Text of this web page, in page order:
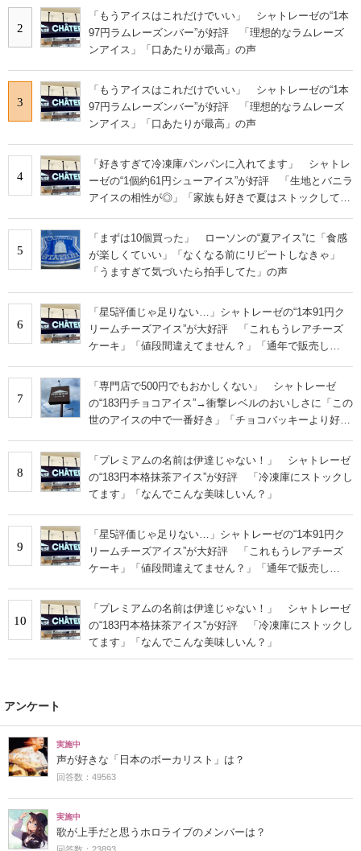
2
「もうアイスはこれだけでいい」 シャトレーゼの“1本
97円ラムレーズンバー”が好評 「理想的なラムレーズ
ンアイス」「口あたりが最高」の声
3
「もうアイスはこれだけでいい」 シャトレーゼの“1本
97円ラムレーズンバー”が好評 「理想的なラムレーズ
ンアイス」「口あたりが最高」の声
4
「好きすぎて冷凍庫パンパンに入れてます」 シャトレ
ーゼの“1個約61円シューアイス”が好評 「生地とバニラ
アイスの相性が◎」「家族も好きで夏はストックして
5
「まずは10個買った」 ローソンの“夏アイス”に「食感
が楽しくていい」「なくなる前にリピートしなきゃ」
「うますぎて気づいたら拍手してた」の声
6
「星5評価じゃ足りない…」シャトレーゼの“1本91円ク
リームチーズアイス”が大好評 「これもうレアチーズ
ケーキ」「値段間違えてません？」「通年で販売し
7
「専門店で500円でもおかしくない」 シャトレーゼ
の“183円チョコアイス”→衝撃レベルのおいしさに「この
世のアイスの中で一番好き」「チョコバッキーより好
8
「プレミアムの名前は伊達じゃない！」 シャトレーゼ
の“183円本格抹茶アイス”が好評 「冷凍庫にストックし
てます」「なんでこんな美味しいん？」
9
「星5評価じゃ足りない…」シャトレーゼの“1本91円ク
リームチーズアイス”が大好評 「これもうレアチーズ
ケーキ」「値段間違えてません？」「通年で販売し
10
「プレミアムの名前は伊達じゃない！」 シャトレーゼ
の“183円本格抹茶アイス”が好評 「冷凍庫にストックし
てます」「なんでこんな美味しいん？」
アンケート
実施中
声が好きな「日本のボーカリスト」は？
回答数：49563
実施中
歌が上手だと思うホロライブのメンバーは？